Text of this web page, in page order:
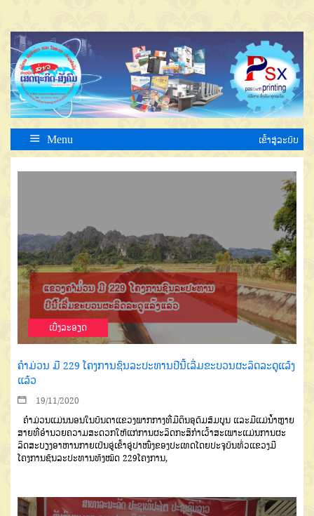
Menu ເຂົ້າສູ່ລະບົບ
ເບີ່ງລະອຽດ
ຄຳມ່ວນ ມີ 229 ໂຄງການຊົນລະປະທານປີນີ້ເລີ່ມຂະບວນຜະລິດລະດູແລ້ງ
ແລ້ວ
19/11/2020
ຄຳມ່ວນແມ່ນນອນໃນບັນດາແຂວງພາກກາງທີ່ມີດິນອຸດົມສົມບູນ ແລະມີແມ່ນໍ້າຫຼາຍ
ສາຍທີ່ອຳນວຍຄວາມສະດວກໃຫ້ແກ່ການຜະລິດກະສິກຳເວົ້າສະເພາະແມ່ນການຜະ
ລິດສະບຽງອາຫານກາຍເປັນອູ່ເຂົ້າອູ່ປາໜຶ່ງຂອງປະເທດໂດຍປະຈຸບັນທົ່ວແຂວງມີ
ໂຄງການຊົນລະປະທານທັງໝົດ 229ໂຄງການ,